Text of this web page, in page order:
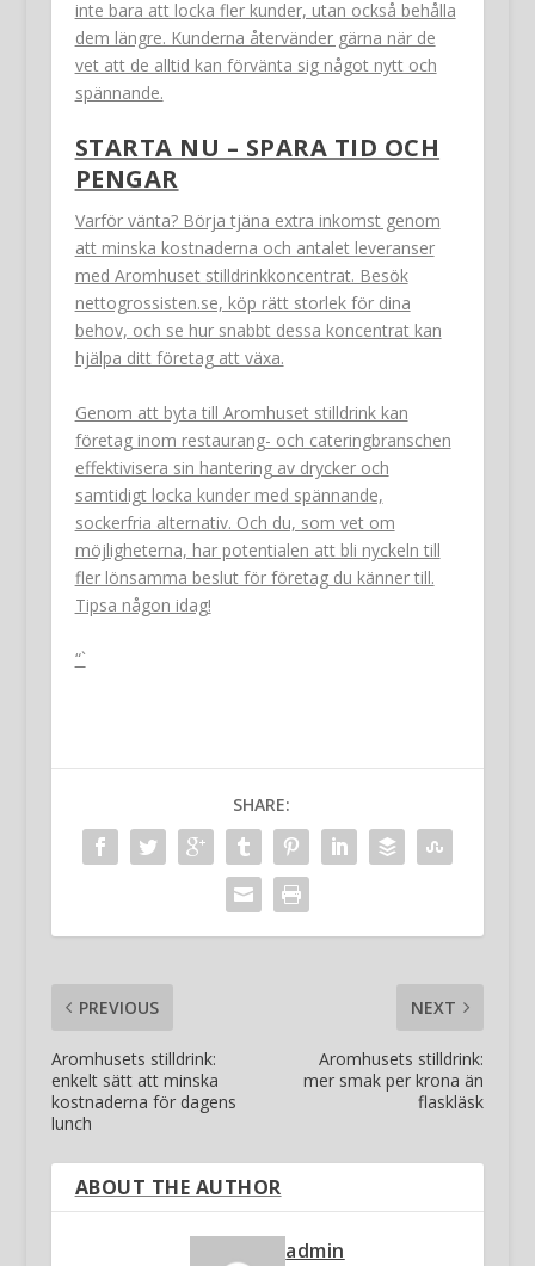
inte bara att locka fler kunder, utan också behålla
dem längre. Kunderna återvänder gärna när de
vet att de alltid kan förvänta sig något nytt och
spännande.
STARTA NU – SPARA TID OCH
PENGAR
Varför vänta? Börja tjäna extra inkomst genom
att minska kostnaderna och antalet leveranser
med Aromhuset stilldrinkkoncentrat. Besök
nettogrossisten.se, köp rätt storlek för dina
behov, och se hur snabbt dessa koncentrat kan
hjälpa ditt företag att växa.
Genom att byta till Aromhuset stilldrink kan
företag inom restaurang- och cateringbranschen
effektivisera sin hantering av drycker och
samtidigt locka kunder med spännande,
sockerfria alternativ. Och du, som vet om
möjligheterna, har potentialen att bli nyckeln till
fler lönsamma beslut för företag du känner till.
Tipsa någon idag!
“`
SHARE:
PREVIOUS
Aromhusets stilldrink:
enkelt sätt att minska
kostnaderna för dagens
lunch
NEXT
Aromhusets stilldrink:
mer smak per krona än
flaskläsk
ABOUT THE AUTHOR
admin